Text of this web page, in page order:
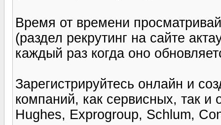
Время от времени
(раздел рекрутинг на сайте
каждый раз когда оно
Зарегистрируйтесь онлайн и
компаний, как сервисных, так
Hughes, Exprogroup, Schlum,